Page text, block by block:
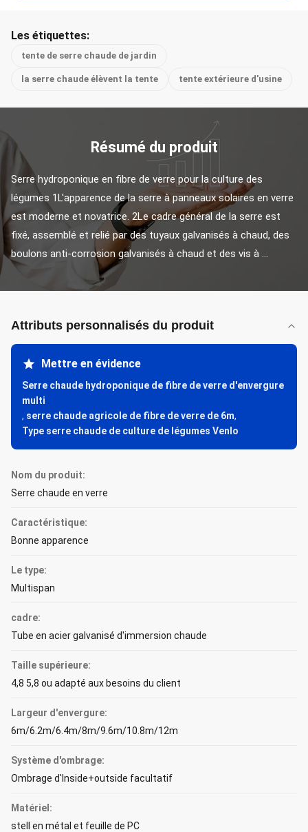
Les étiquettes:
tente de serre chaude de jardin
la serre chaude élèvent la tente tente extérieure d'usine
Résumé du produit
Serre hydroponique en fibre de verre pour la culture des
légumes 1L'apparence de la serre à panneaux solaires en verre
est moderne et novatrice. 2Le cadre général de la serre est
fixé, assemblé et relié par des tuyaux galvanisés à chaud, des
boulons anti-corrosion galvanisés à chaud et des vis à ...
Attributs personnalisés du produit
Mettre en évidence
Serre chaude hydroponique de fibre de verre d'envergure
multi
, serre chaude agricole de fibre de verre de 6m,
Type serre chaude de culture de légumes Venlo
Nom du produit:
Serre chaude en verre
Caractéristique:
Bonne apparence
Le type:
Multispan
cadre:
Tube en acier galvanisé d'immersion chaude
Taille supérieure:
4,8 5,8 ou adapté aux besoins du client
Largeur d'envergure:
6m/6.2m/6.4m/8m/9.6m/10.8m/12m
Système d'ombrage:
Ombrage d'Inside+outside facultatif
Matériel:
stell en métal et feuille de PC